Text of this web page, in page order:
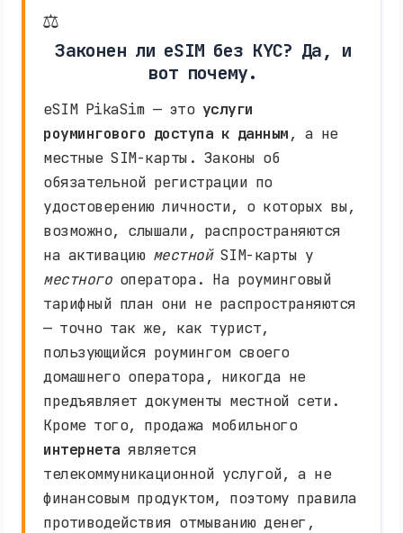
⚖️
Законен ли eSIM без KYC? Да, и
вот почему.
eSIM PikaSim — это услуги
роумингового доступа к данным, а не
местные SIM-карты. Законы об
обязательной регистрации по
удостоверению личности, о которых вы,
возможно, слышали, распространяются
на активацию местнойSIM-карты у
местногооператора. На роуминговый
тарифный план они не распространяются
— точно так же, как турист,
пользующийся роумингом своего
домашнего оператора, никогда не
предъявляет документы местной сети.
Кроме того, продажа мобильного
интернета является
телекоммуникационной услугой, а не
финансовым продуктом, поэтому правила
противодействия отмыванию денег,